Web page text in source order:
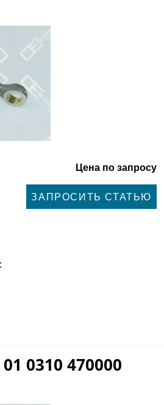
Цена по запросу
ЗАПРОСИТЬ СТАТЬЮ
0310 470000